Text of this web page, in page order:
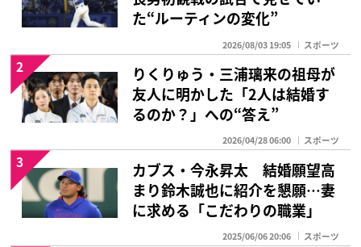
た“ルーティンの変化”
2026/08/03 19:05 スポーツ
りくりゅう・三浦璃来の祖母が
友人に明かした「2人は結婚す
るのか？」への“答え”
2026/04/28 06:00 スポーツ
2
カブス・今永昇太 結婚願望高
まり鈴木誠也に紹介を懇願…妻
に求める「こだわりの職業」
2025/06/06 20:06 スポーツ
3